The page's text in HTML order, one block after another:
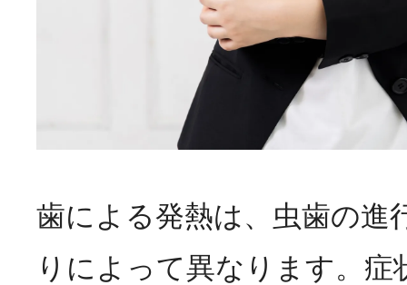
歯による発熱は、虫歯の進
りによって異なります。症